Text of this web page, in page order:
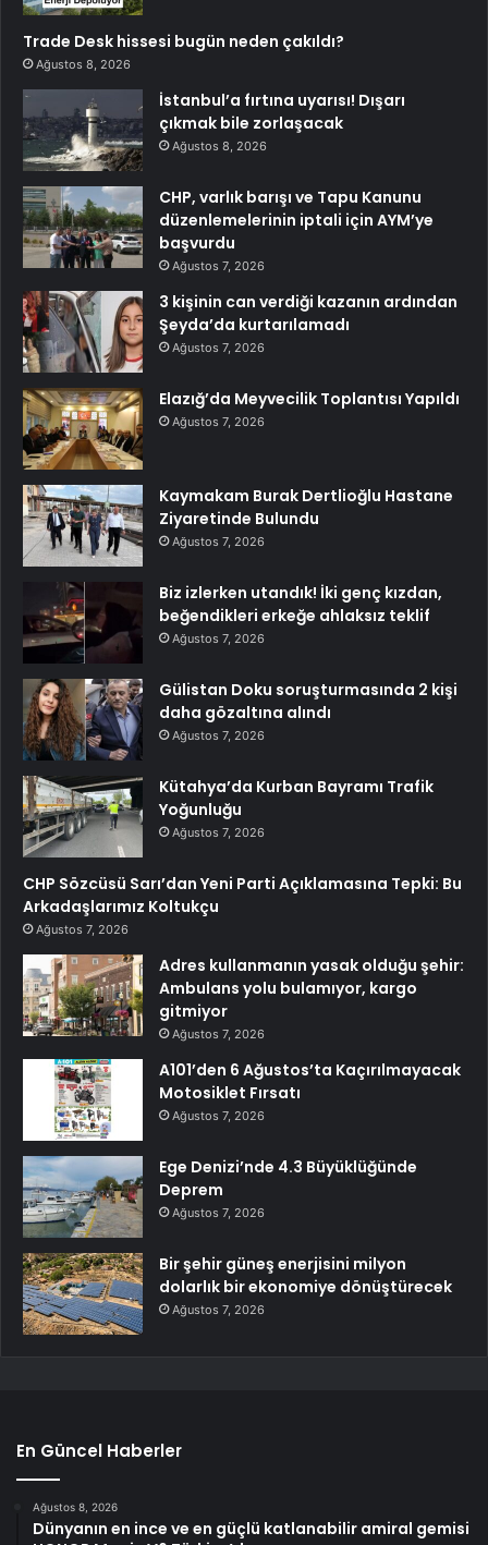
Trade Desk hissesi bugün neden çakıldı?
Ağustos 8, 2026
İstanbul’a fırtına uyarısı! Dışarı
çıkmak bile zorlaşacak
Ağustos 8, 2026
CHP, varlık barışı ve Tapu Kanunu
düzenlemelerinin iptali için AYM’ye
başvurdu
Ağustos 7, 2026
3 kişinin can verdiği kazanın ardından
Şeyda’da kurtarılamadı
Ağustos 7, 2026
Elazığ’da Meyvecilik Toplantısı Yapıldı
Ağustos 7, 2026
Kaymakam Burak Dertlioğlu Hastane
Ziyaretinde Bulundu
Ağustos 7, 2026
Biz izlerken utandık! İki genç kızdan,
beğendikleri erkeğe ahlaksız teklif
Ağustos 7, 2026
Gülistan Doku soruşturmasında 2 kişi
daha gözaltına alındı
Ağustos 7, 2026
Kütahya’da Kurban Bayramı Trafik
Yoğunluğu
Ağustos 7, 2026
CHP Sözcüsü Sarı’dan Yeni Parti Açıklamasına Tepki: Bu
Arkadaşlarımız Koltukçu
Ağustos 7, 2026
Adres kullanmanın yasak olduğu şehir:
Ambulans yolu bulamıyor, kargo
gitmiyor
Ağustos 7, 2026
A101’den 6 Ağustos’ta Kaçırılmayacak
Motosiklet Fırsatı
Ağustos 7, 2026
Ege Denizi’nde 4.3 Büyüklüğünde
Deprem
Ağustos 7, 2026
Bir şehir güneş enerjisini milyon
dolarlık bir ekonomiye dönüştürecek
Ağustos 7, 2026
En Güncel Haberler
Ağustos 8, 2026
Dünyanın en ince ve en güçlü katlanabilir amiral gemisi